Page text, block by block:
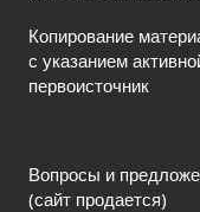
Копирование
с указанием
первоисточник
Вопросы и
(сайт продается)